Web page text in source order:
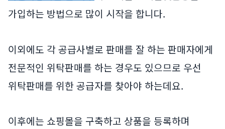
가입하는 방법으로 많이 시작을 합니다.
이외에도 각 공급사별로 판매를 잘 하는 판매자에게
전문적인 위탁판매를 하는 경우도 있으므로 우선
위탁판매를 위한 공급자를 찾아야 하는데요.
이후에는 쇼핑몰을 구축하고 상품을 등록하며